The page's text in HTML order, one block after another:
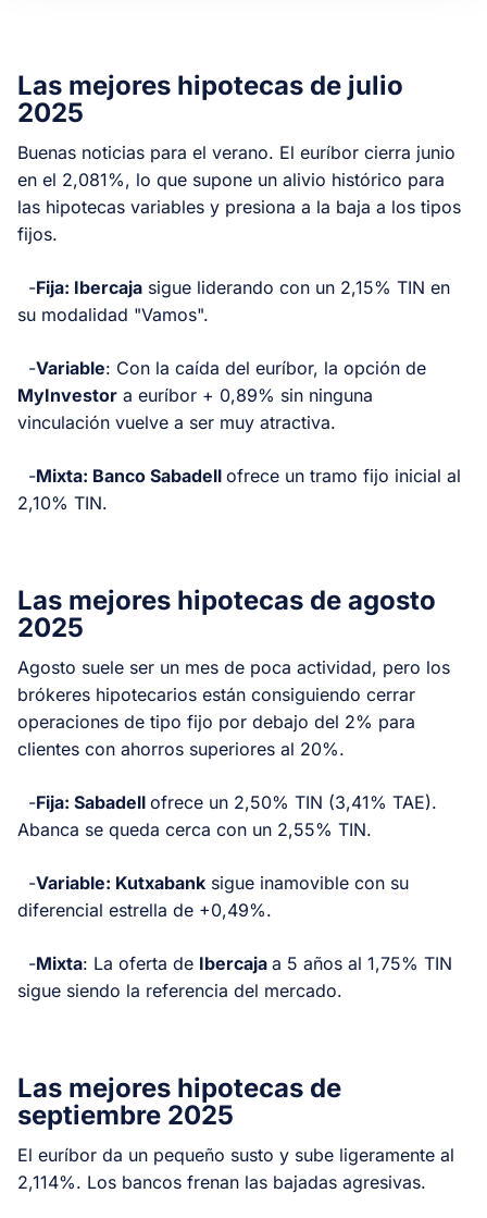
Las mejores hipotecas de julio
2025
Buenas noticias para el verano. El euríbor cierra junio
en el 2,081%, lo que supone un alivio histórico para
las hipotecas variables y presiona a la baja a los tipos
fijos.
-Fija: Ibercaja sigue liderando con un 2,15% TIN en
su modalidad "Vamos".
-Variable: Con la caída del euríbor, la opción de
MyInvestor a euríbor + 0,89% sin ninguna
vinculación vuelve a ser muy atractiva.
-Mixta: Banco Sabadell ofrece un tramo fijo inicial al
2,10% TIN.
Las mejores hipotecas de agosto
2025
Agosto suele ser un mes de poca actividad, pero los
brókeres hipotecarios están consiguiendo cerrar
operaciones de tipo fijo por debajo del 2% para
clientes con ahorros superiores al 20%.
-Fija: Sabadell ofrece un 2,50% TIN (3,41% TAE).
Abanca se queda cerca con un 2,55% TIN.
-Variable: Kutxabank sigue inamovible con su
diferencial estrella de +0,49%.
-Mixta: La oferta de Ibercaja a 5 años al 1,75% TIN
sigue siendo la referencia del mercado.
Las mejores hipotecas de
septiembre 2025
El euríbor da un pequeño susto y sube ligeramente al
2,114%. Los bancos frenan las bajadas agresivas.